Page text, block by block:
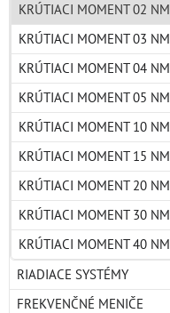
KRÚTIACI MOMENT 02 NM
KRÚTIACI MOMENT 03 NM
KRÚTIACI MOMENT 04 NM
KRÚTIACI MOMENT 05 NM
KRÚTIACI MOMENT 10 NM
KRÚTIACI MOMENT 15 NM
KRÚTIACI MOMENT 20 NM
KRÚTIACI MOMENT 30 NM
KRÚTIACI MOMENT 40 NM
RIADIACE SYSTÉMY
FREKVENČNÉ MENIČE